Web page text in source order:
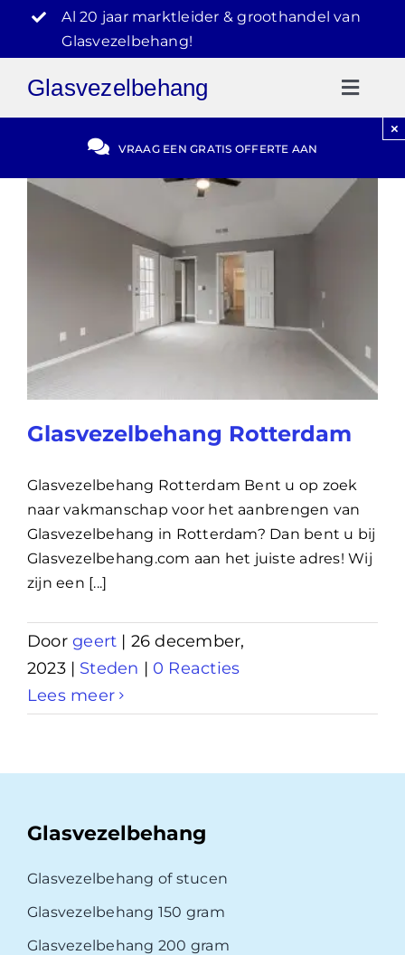
inhoud
Al 20 jaar marktleider & groothandel van
Glasvezelbehang!
Glasvezelbehang
Gratis Offerte
VRAAG EEN GRATIS OFFERTE AAN
×
Glasvezelbehang Rotterdam
Glasvezelbehang Rotterdam Bent u op zoek
naar vakmanschap voor het aanbrengen van
Glasvezelbehang in Rotterdam? Dan bent u bij
Glasvezelbehang.com aan het juiste adres! Wij
zijn een [...]
Doorgeert | 26 december,
2023 | Steden | 0 Reacties
Lees meer
Glasvezelbehang
Glasvezelbehang of stucen
Glasvezelbehang 150 gram
Glasvezelbehang 200 gram